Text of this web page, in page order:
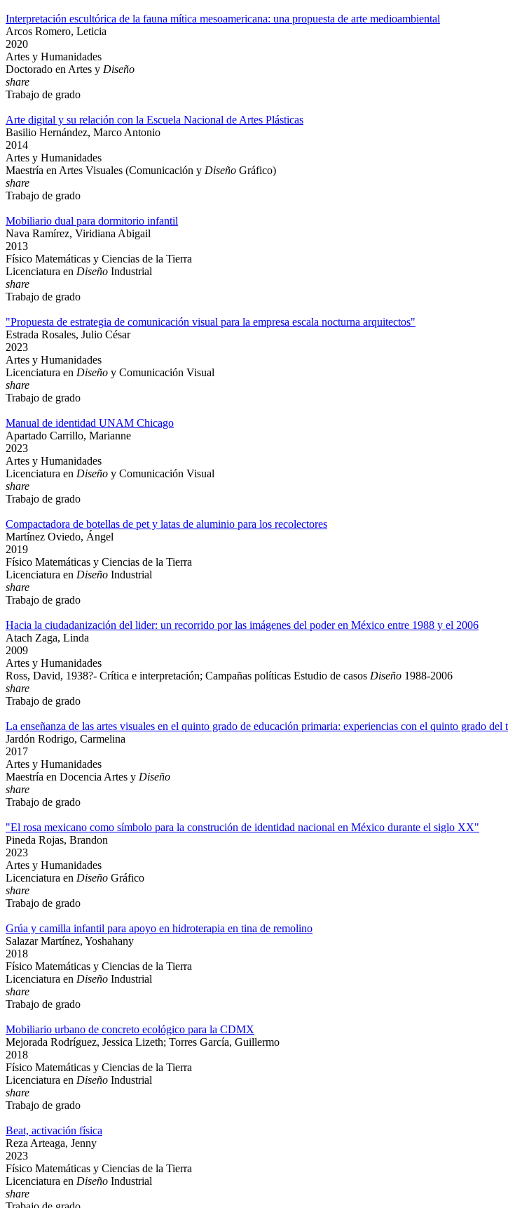
Interpretación escultórica de la fauna mítica mesoamericana: una propuesta de arte medioambiental
Arcos Romero, Leticia
2020
Artes y Humanidades
Doctorado en Artes y Diseño
share
Trabajo de grado
Arte digital y su relación con la Escuela Nacional de Artes Plásticas
Basilio Hernández, Marco Antonio
2014
Artes y Humanidades
Maestría en Artes Visuales (Comunicación y Diseño Gráfico)
share
Trabajo de grado
Mobiliario dual para dormitorio infantil
Nava Ramírez, Viridiana Abigail
2013
Físico Matemáticas y Ciencias de la Tierra
Licenciatura en Diseño Industrial
share
Trabajo de grado
"Propuesta de estrategia de comunicación visual para la empresa escala nocturna arquitectos"
Estrada Rosales, Julio César
2023
Artes y Humanidades
Licenciatura en Diseño y Comunicación Visual
share
Trabajo de grado
Manual de identidad UNAM Chicago
Apartado Carrillo, Marianne
2023
Artes y Humanidades
Licenciatura en Diseño y Comunicación Visual
share
Trabajo de grado
Compactadora de botellas de pet y latas de aluminio para los recolectores
Martínez Oviedo, Ángel
2019
Físico Matemáticas y Ciencias de la Tierra
Licenciatura en Diseño Industrial
share
Trabajo de grado
Hacia la ciudadanización del lider: un recorrido por las imágenes del poder en México entre 1988 y el 2006
Atach Zaga, Linda
2009
Artes y Humanidades
Ross, David, 1938?- Crítica e interpretación; Campañas políticas Estudio de casos Diseño 1988-2006
share
Trabajo de grado
La enseñanza de las artes visuales en el quinto grado de educación primaria: experiencias con el quinto grado
Jardón Rodrigo, Carmelina
2017
Artes y Humanidades
Maestría en Docencia Artes y Diseño
share
Trabajo de grado
"El rosa mexicano como símbolo para la construción de identidad nacional en México durante el siglo XX"
Pineda Rojas, Brandon
2023
Artes y Humanidades
Licenciatura en Diseño Gráfico
share
Trabajo de grado
Grúa y camilla infantil para apoyo en hidroterapia en tina de remolino
Salazar Martínez, Yoshahany
2018
Físico Matemáticas y Ciencias de la Tierra
Licenciatura en Diseño Industrial
share
Trabajo de grado
Mobiliario urbano de concreto ecológico para la CDMX
Mejorada Rodríguez, Jessica Lizeth; Torres García, Guillermo
2018
Físico Matemáticas y Ciencias de la Tierra
Licenciatura en Diseño Industrial
share
Trabajo de grado
Beat, activación física
Reza Arteaga, Jenny
2023
Físico Matemáticas y Ciencias de la Tierra
Licenciatura en Diseño Industrial
share